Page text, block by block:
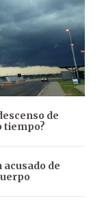
de
tiempo?
acusado de